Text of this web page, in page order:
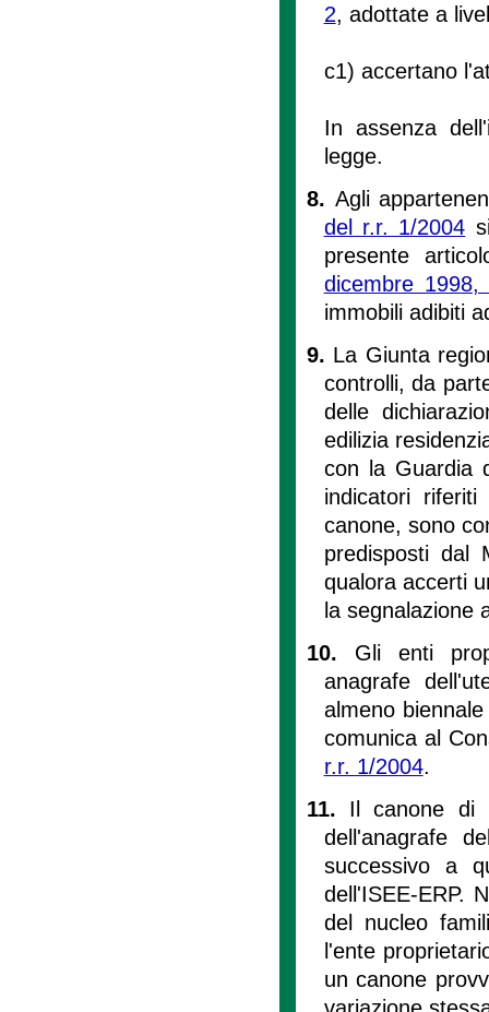
2, adottate a
c1) accertano
In assenza
legge.
8. Agli
del r.r. 1/2004
presente
dicembre
immobili adibiti
9. La Giunta
controlli, da
delle
edilizia
con la Guardia
indicatori
canone, sono
predisposti dal
qualora accerti
la segnalazione
10. Gli enti
anagrafe
almeno
comunica al
r.r. 1/2004.
11. Il canone di
dell'anagrafe
successivo a
dell'ISEE-ERP.
del nucleo
l'ente
un canone